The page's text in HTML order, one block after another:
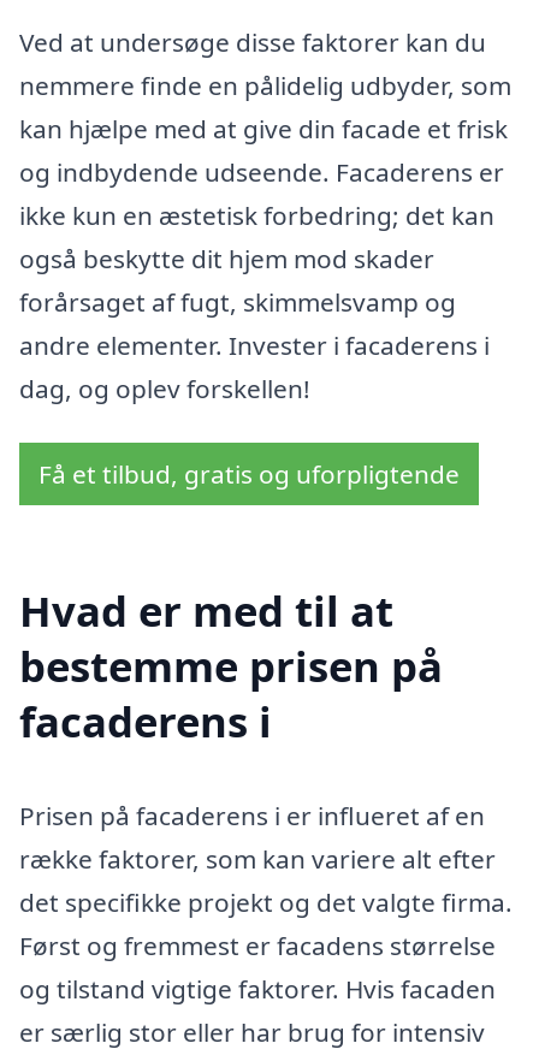
Ved at undersøge disse faktorer kan du
nemmere finde en pålidelig udbyder, som
kan hjælpe med at give din facade et frisk
og indbydende udseende. Facaderens er
ikke kun en æstetisk forbedring; det kan
også beskytte dit hjem mod skader
forårsaget af fugt, skimmelsvamp og
andre elementer. Invester i facaderens i
dag, og oplev forskellen!
Få et tilbud, gratis og uforpligtende
Hvad er med til at
bestemme prisen på
facaderens i
Prisen på facaderens i er influeret af en
række faktorer, som kan variere alt efter
det specifikke projekt og det valgte firma.
Først og fremmest er facadens størrelse
og tilstand vigtige faktorer. Hvis facaden
er særlig stor eller har brug for intensiv